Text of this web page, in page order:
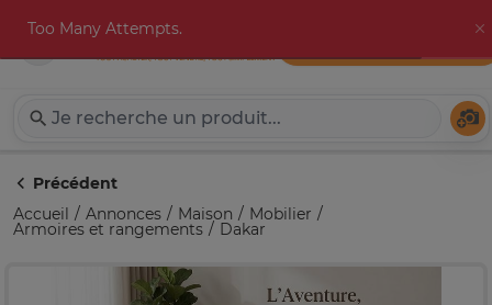
Expat-Dakar
Précédent
Accueil
Annonces Maison Mobilier
Armoires et rangements Dakar
Too Many Attempts.